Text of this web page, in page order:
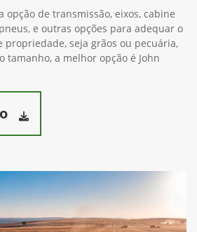
opção de transmissão, eixos, cabine
e outras opções para adequar o
seja grãos ou pecuária,
tamanho, a melhor opção é John